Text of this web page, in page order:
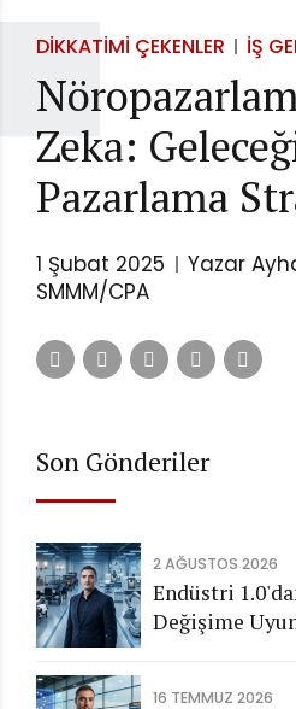
DIKKATIMI ÇEKENLER İŞ
Zeka:
Pazarlama
1 Şubat 2025
Yazar
SMMM/CPA
Son Gönderiler
2 AĞUSTOS 2026
Endüstri
Değişime
16 TEMMUZ 2026